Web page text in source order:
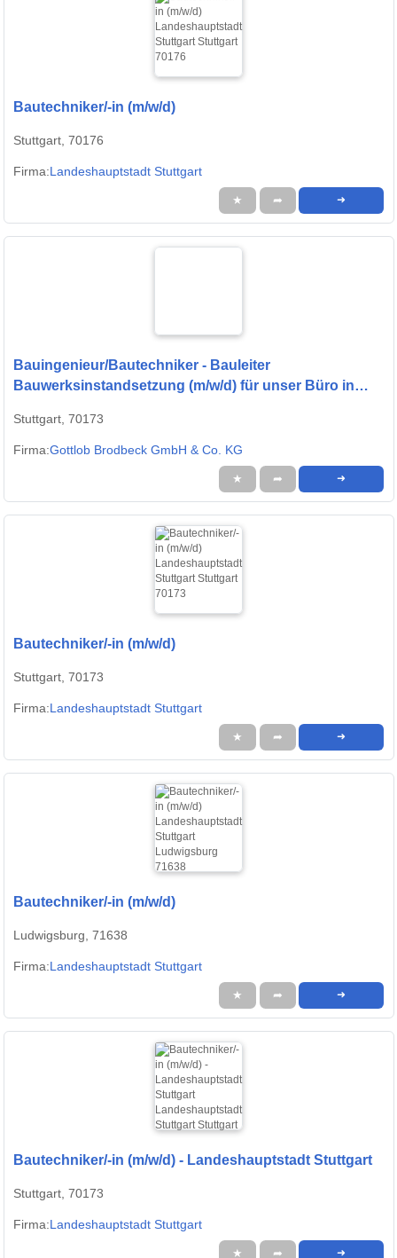
Bautechniker/-in (m/w/d)
Stuttgart, 70176
Firma:Landeshauptstadt Stuttgart
★ ➦ ➜
Bauingenieur/Bautechniker - Bauleiter
Bauwerksinstandsetzung (m/w/d) für unser Büro in
Stuttgart, 70173
Firma:Gottlob Brodbeck GmbH & Co. KG
★ ➦ ➜
Bautechniker/-in (m/w/d)
Stuttgart, 70173
Firma:Landeshauptstadt Stuttgart
★ ➦ ➜
Bautechniker/-in (m/w/d)
Ludwigsburg, 71638
Firma:Landeshauptstadt Stuttgart
★ ➦ ➜
Bautechniker/-in (m/w/d) - Landeshauptstadt Stuttgart
Stuttgart, 70173
Firma:Landeshauptstadt Stuttgart
★ ➦ ➜